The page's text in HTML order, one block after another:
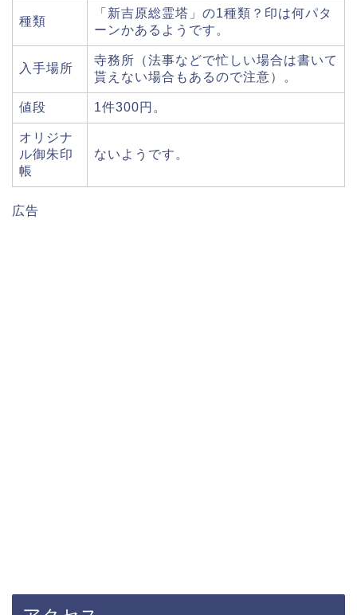
種類
「新吉原総霊塔」の1種類？印は何パタ
ーンかあるようです。
入手場所
寺務所（法事などで忙しい場合は書いて
貰えない場合もあるので注意）。
値段 1件300円。
オリジナ
ル御朱印
帳
ないようです。
広告